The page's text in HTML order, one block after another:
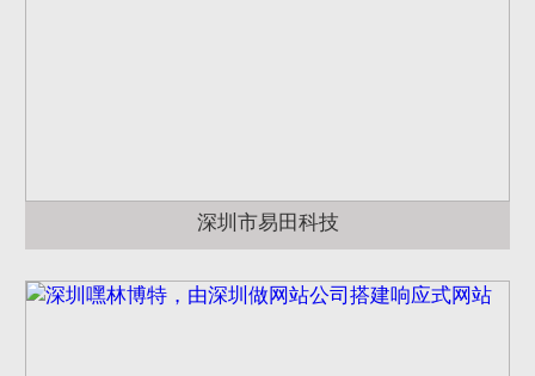
深圳市易田科技